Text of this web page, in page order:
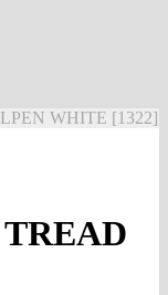
WHITE [1322]